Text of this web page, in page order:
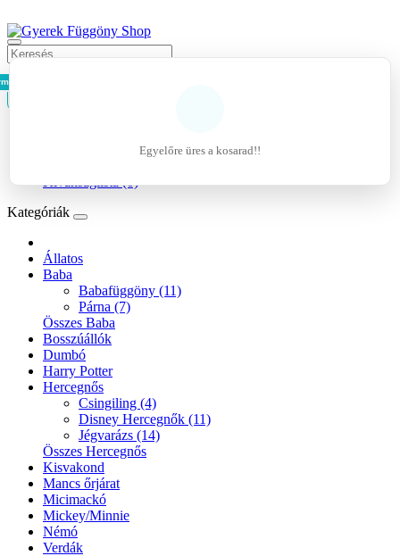
- 0Ft
Egyelőre üres a kosarad!!
Kívánságlista (0)
Kategóriák
Állatos
Baba
Babafüggöny (11)
Párna (7)
Összes Baba
Bosszúállók
Dumbó
Harry Potter
Hercegnős
Csingiling (4)
Disney Hercegnők (11)
Jégvarázs (14)
Összes Hercegnős
Kisvakond
Mancs őrjárat
Micimackó
Mickey/Minnie
Némó
Verdák